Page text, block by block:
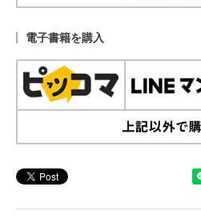
電子書籍を購入